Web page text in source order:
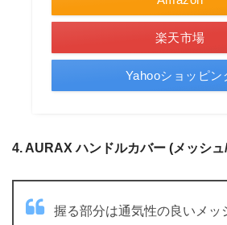
楽天市場
Yahooショッピン
4. AURAX ハンドルカバー (メッシ
握る部分は通気性の良いメッ